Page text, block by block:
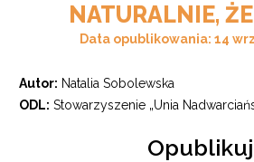
NATURALNIE,
Data opublikowania: 14
Autor: Natalia Sobolewska
ODL: Stowarzyszenie „Unia